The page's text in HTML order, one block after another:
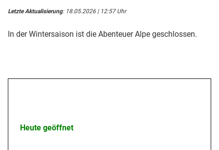
Letzte Aktualisierung: 18.05.2026 | 12:57 Uhr
In der Wintersaison ist die Abenteuer Alpe geschlossen.
Heute geöffnet